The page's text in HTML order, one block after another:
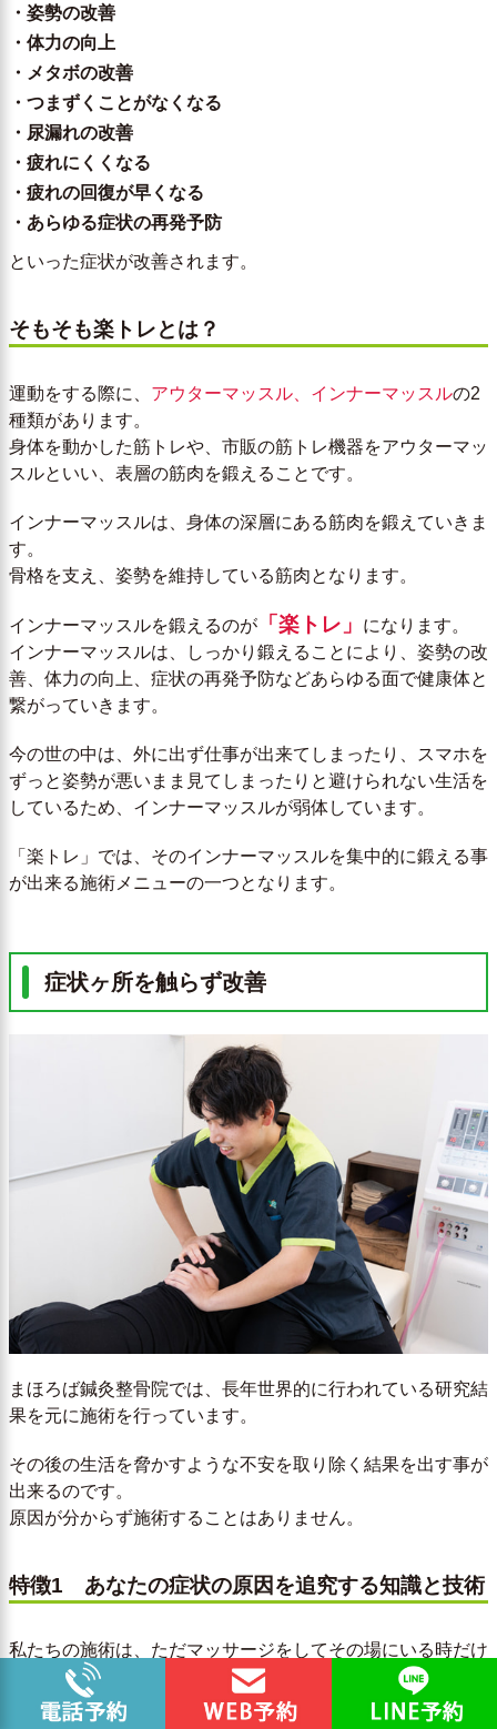
・姿勢の改善
・体力の向上
・メタボの改善
・つまずくことがなくなる
・尿漏れの改善
・疲れにくくなる
・疲れの回復が早くなる
・あらゆる症状の再発予防
といった症状が改善されます。
そもそも楽トレとは？
運動をする際に、 アウターマッスル、インナーマッスルの2
種類があります。
身体を動かした筋トレや、市販の筋トレ機器をアウターマッ
スルといい、表層の筋肉を鍛えることです。
インナーマッスルは、身体の深層にある筋肉を鍛えていきま
す。
骨格を支え、姿勢を維持している筋肉となります。
インナーマッスルを鍛えるのが 「楽トレ」
になります。
インナーマッスルは、しっかり鍛えることにより、姿勢の改
善、体力の向上、症状の再発予防などあらゆる面で健康体と
繋がっていきます。
今の世の中は、外に出ず仕事が出来てしまったり、スマホを
ずっと姿勢が悪いまま見てしまったりと避けられない生活を
しているため、インナーマッスルが弱体しています。
「楽トレ」では、そのインナーマッスルを集中的に鍛える事
が出来る施術メニューの一つとなります。
症状ヶ所を触らず改善
まほろば鍼灸整骨院では、長年世界的に行われている研究結
果を元に施術を行っています。
その後の生活を脅かすような不安を取り除く結果を出す事が
出来るのです。
原因が分からず施術することはありません。
特徴1 あなたの症状の原因を追究する知識と技術
私たちの施術は、ただマッサージをしてその場にいる時だけ
改善するのではなく、普段の生活で
症状の不安を消し去る
にこだわっています。